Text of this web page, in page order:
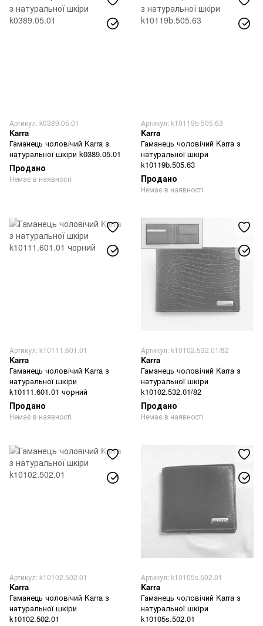
Артикул: k0389.05.01
Karra
Гаманець чоловічий Karra з
натуральної шкіри k0389.05.01
Продано
Немає в наявності
Артикул: k10119b.505.63
Karra
Гаманець чоловічий Karra з
натуральної шкіри
k10119b.505.63
Продано
Немає в наявності
Артикул: k10111.601.01
Karra
Гаманець чоловічий Karra з
натуральної шкіри
k10111.601.01 чорний
Продано
Немає в наявності
Артикул: k10102.532.01/82
Karra
Гаманець чоловічий Karra з
натуральної шкіри
k10102.532.01/82
Продано
Немає в наявності
Артикул: k10102.502.01
Karra
Гаманець чоловічий Karra з
натуральної шкіри
k10102.502.01
Артикул: k10105s.502.01
Karra
Гаманець чоловічий Karra з
натуральної шкіри
k10105s.502.01